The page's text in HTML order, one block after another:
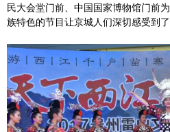
民大会堂门前、中国国家博物馆门前
族特色的节目让京城人们深切感受到